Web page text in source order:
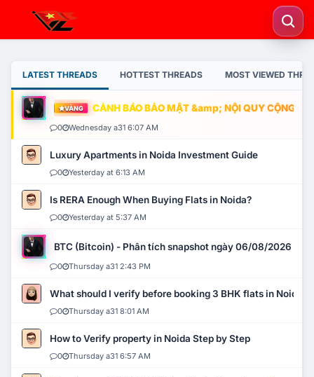
LATEST THREADS HOTTEST THREADS MOST VIEWED
VÀNG CẢNH BÁO BẢO MẬT &amp; NỘI QUY CỘNG
0 Wednesday a31 6:07 AM
Luxury Apartments in Noida Investment Guide
0 Yesterday at 6:13 AM
Is RERA Enough When Buying Flats in Noida?
0 Yesterday at 5:37 AM
BTC (Bitcoin) - Phân tích snapshot ngày 06/08/2026
0 Thursday a31 2:43 PM
What should I verify before booking 3 BHK flats in Noida?
0 Thursday a31 8:01 AM
How to Verify property in Noida Step by Step
0 Thursday a31 6:57 AM